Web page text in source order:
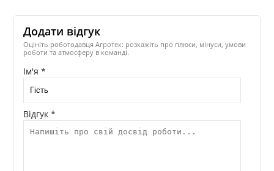
Додати відгук
Оцініть роботодавця Агротек: розкажіть про плюси, мінуси, умови
роботи та атмосферу в команді.
Ім'я *
Відгук *